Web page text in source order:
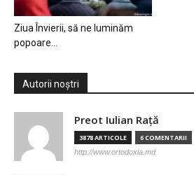
Ziua Învierii, să ne luminăm
popoare…
Autorii noștri
Preot Iulian Raţă
3878 ARTICOLE 6 COMENTARII
http://www.ortodoxia.md